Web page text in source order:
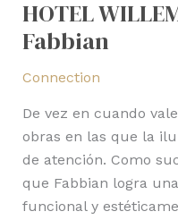
HOTEL
Fabbian
Connection
De vez en cuando
obras en las que la
de atención. Como
que Fabbian logra
funcional y